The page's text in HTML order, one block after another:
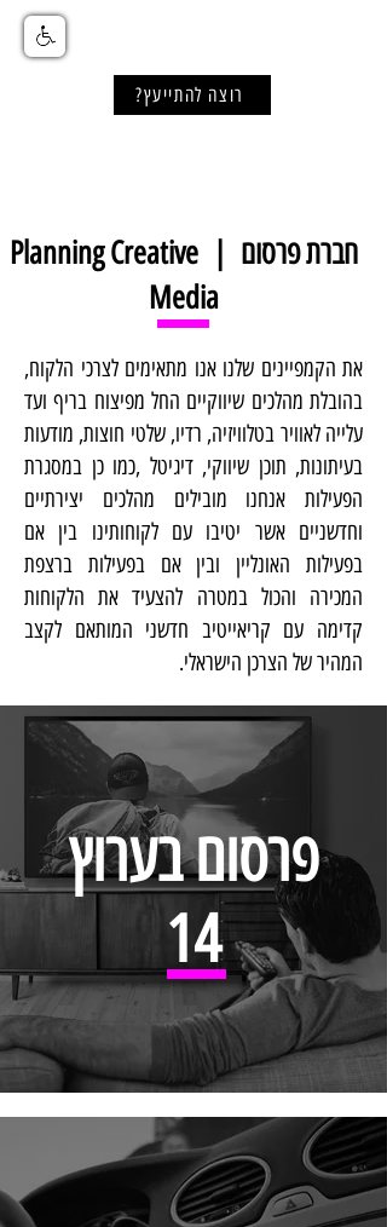
רוצה להתייעץ?
חברת פרסום | Planning Creative
Media
את הקמפיינים שלנו אנו מתאימים לצרכי הלקוח,
בהובלת מהלכים שיווקיים החל מפיצוח בריף ועד
עלייה לאוויר בטלוויזיה, רדיו, שלטי חוצות, מודעות
בעיתונות, תוכן שיווקי, דיגיטל ,כמו כן במסגרת
הפעילות אנחנו מובילים מהלכים יצירתיים
וחדשניים אשר יטיבו עם לקוחותינו בין אם
בפעילות האונליין ובין אם בפעילות ברצפת
המכירה והכול במטרה להצעיד את הלקוחות
קדימה עם קריאייטיב חדשני המותאם לקצב
המהיר של הצרכן הישראלי.
פרסום בערוץ
14